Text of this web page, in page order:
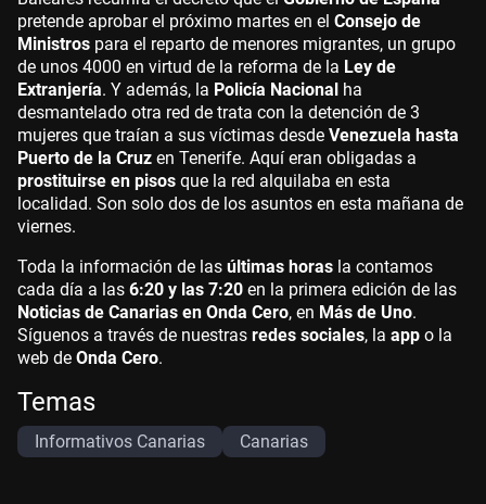
pretende aprobar el próximo martes en el Consejo de
Ministros para el reparto de menores migrantes, un grupo
de unos 4000 en virtud de la reforma de la Ley de
Extranjería. Y además, la Policía Nacional ha
desmantelado otra red de trata con la detención de 3
mujeres que traían a sus víctimas desde Venezuela hasta
Puerto de la Cruz en Tenerife. Aquí eran obligadas a
prostituirse en pisos que la red alquilaba en esta
localidad. Son solo dos de los asuntos en esta mañana de
viernes.
Toda la información de las últimas horas la contamos
cada día a las 6:20 y las 7:20 en la primera edición de las
Noticias de Canarias en Onda Cero, en Más de Uno.
Síguenos a través de nuestras redes sociales, la app o la
web de Onda Cero.
Temas
Informativos Canarias Canarias